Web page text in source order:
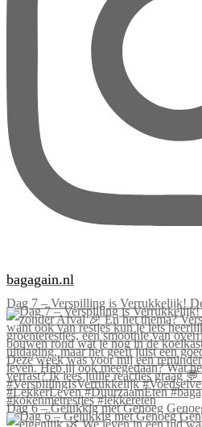
bagagain.nl
Dag 7 – Verspilling is Verrukkelijk!
Dag 6 – Gelukkig met Genoeg